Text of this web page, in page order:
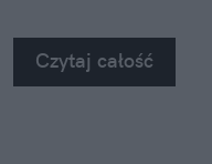
Czytaj całość